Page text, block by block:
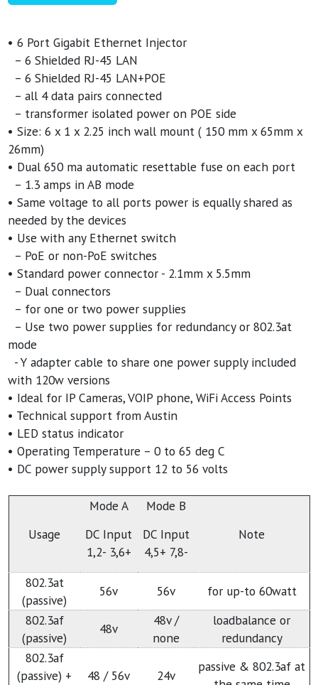
• 6 Port Gigabit Ethernet Injector
– 6 Shielded RJ-45 LAN
– 6 Shielded RJ-45 LAN+POE
– all 4 data pairs connected
– transformer isolated power on POE side
• Size: 6 x 1 x 2.25 inch wall mount ( 150 mm x 65mm x
26mm)
• Dual 650 ma automatic resettable fuse on each port
– 1.3 amps in AB mode
• Same voltage to all ports power is equally shared as
needed by the devices
• Use with any Ethernet switch
– PoE or non-PoE switches
• Standard power connector - 2.1mm x 5.5mm
– Dual connectors
– for one or two power supplies
– Use two power supplies for redundancy or 802.3at
mode
- Y adapter cable to share one power supply included
with 120w versions
• Ideal for IP Cameras, VOIP phone, WiFi Access Points
• Technical support from Austin
• LED status indicator
• Operating Temperature – 0 to 65 deg C
• DC power supply support 12 to 56 volts
Usage
Mode A
DC Input
1,2- 3,6+
Mode B
DC Input
4,5+ 7,8-
Note
802.3at
(passive)
56v 56v
for up-to 60watt
802.3af
(passive)
48v
48v /
none
loadbalance or
redundancy
802.3af
(passive) +
48 / 56v 24v
passive & 802.3af at